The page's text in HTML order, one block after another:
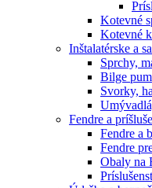
Kotevné
Kotevné
Inštalatérske a
Sprchy,
Bilge
Svorky,
Fendre a
Fendre a
Fendre
Obaly na